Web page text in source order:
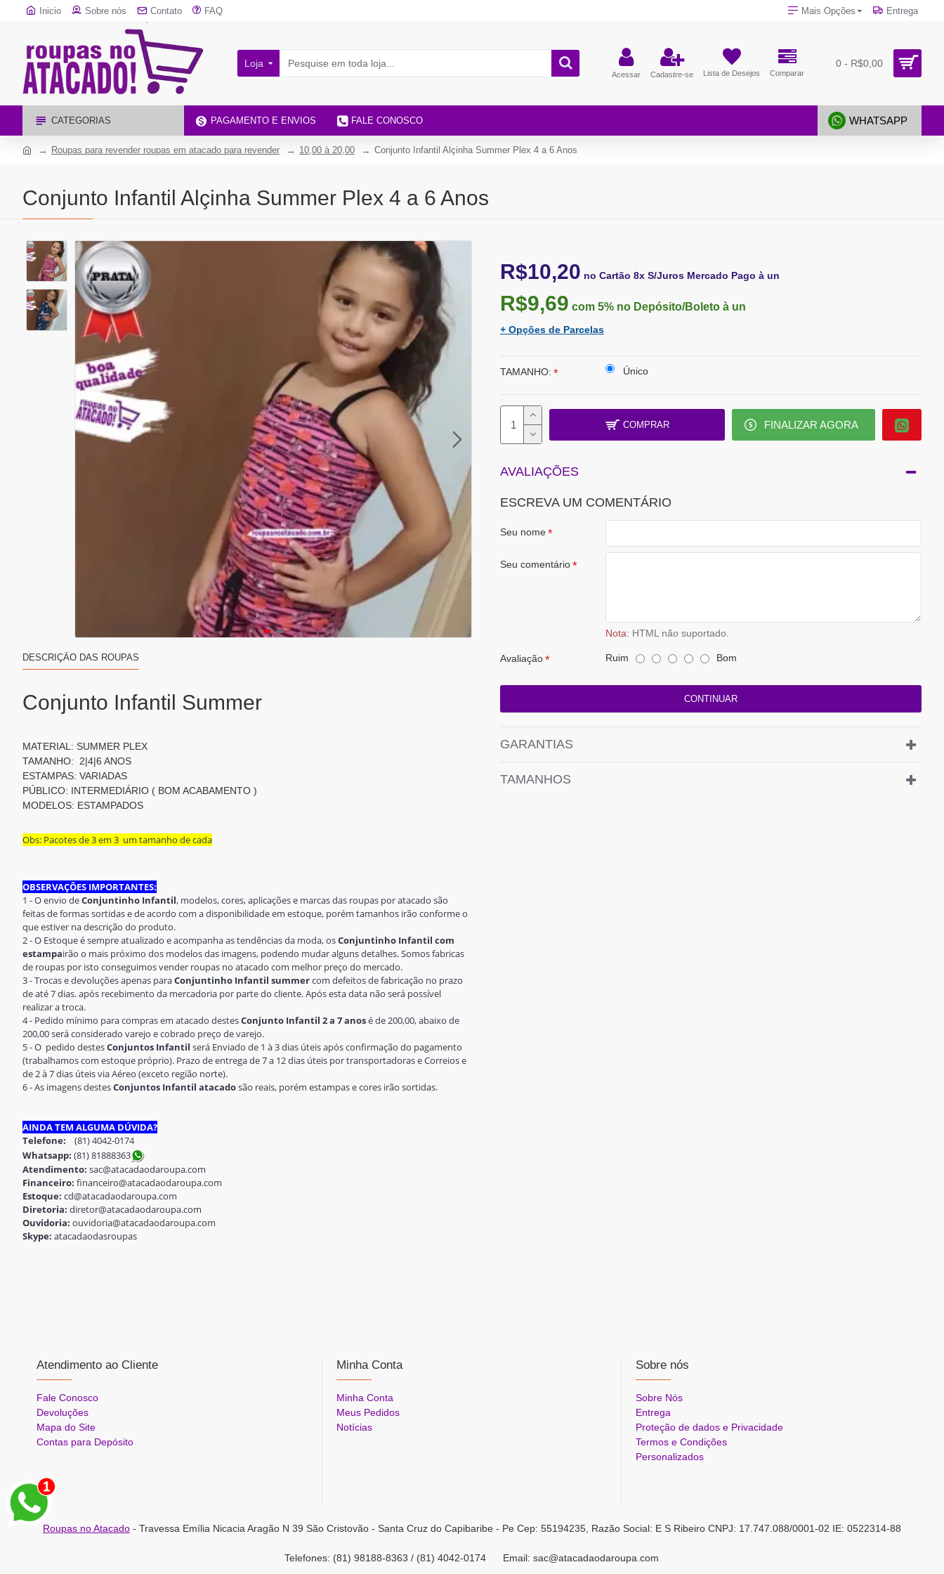
Inicio Sobre nós Contato FAQ Mais Opções Entrega
Loja
Acessar Cadastre-se Lista de Desejos Comparar
0 - R$0,00
CATEGORIAS PAGAMENTO E ENVIOS FALE CONOSCO WHATSAPP
Roupas para revender roupas em atacado para revender 10,00 à 20,00 Conjunto Infantil Alçinha Summer Plex 4 a 6 Anos
Conjunto Infantil Alçinha Summer Plex 4 a 6 Anos
DESCRIÇÃO DAS ROUPAS
Conjunto Infantil Summer
MATERIAL: SUMMER PLEX
TAMANHO: 2|4|6 ANOS
ESTAMPAS: VARIADAS
PÚBLICO: INTERMEDIÁRIO ( BOM ACABAMENTO )
MODELOS: ESTAMPADOS
Obs: Pacotes de 3 em 3 um tamanho de cada
OBSERVAÇÕES IMPORTANTES:
1 - O envio deConjuntinho Infantil, modelos, cores, aplicações e marcas das roupas por atacado são
feitas de formas sortidas e de acordo com a disponibilidade em estoque, porém tamanhos irão conforme o
que estiver na descrição do produto.
2 - O Estoque é sempre atualizado e acompanha as tendências da moda, osConjuntinho Infantil com
estampairão o mais próximo dos modelos das imagens, podendo mudar alguns detalhes. Somos fabricas
de roupas por isto conseguimos vender roupas no atacado com melhor preço do mercado.
3 - Trocas e devoluções apenas paraConjuntinho Infantil summercom defeitos de fabricação no prazo
de até 7 dias. após recebimento da mercadoria por parte do cliente. Após esta data não será possível
realizar a troca.
4 - Pedido mínimo para compras em atacado destesConjunto Infantil 2 a 7 anosé de 200,00, abaixo de
200,00 será considerado varejo e cobrado preço de varejo.
5 - O pedido destesConjuntos Infantil será Enviado de 1 à 3 dias úteis após confirmação do pagamento
(trabalhamos com estoque próprio). Prazo de entrega de 7 a 12 dias úteis por transportadoras e Correios e
de 2 à 7 dias úteis via Aéreo (exceto região norte).
6 - As imagens destesConjuntos Infantil atacadosão reais, porém estampas e cores irão sortidas.
AINDA TEM ALGUMA DÚVIDA?
Telefone: (81) 4042-0174
Whatsapp: (81) 81888363
Atendimento: sac@atacadaodaroupa.com
Financeiro: financeiro@atacadaodaroupa.com
Estoque: cd@atacadaodaroupa.com
Diretoria: diretor@atacadaodaroupa.com
Ouvidoria: ouvidoria@atacadaodaroupa.com
Skype: atacadaodasroupas
R$10,20 no Cartão 8x S/Juros Mercado Pago à un
R$9,69 com 5% no Depósito/Boleto à un
+ Opções de Parcelas
TAMANHO: Único
COMPRAR FINALIZAR AGORA
AVALIAÇÕES
ESCREVA UM COMENTÁRIO
Seu nome
Seu comentário
Nota: HTML não suportado.
Avaliação Ruim Bom
CONTINUAR
GARANTIAS
TAMANHOS
Atendimento ao Cliente
Fale Conosco
Devoluções
Mapa do Site
Contas para Depósito
Minha Conta
Minha Conta
Meus Pedidos
Notícias
Sobre nós
Sobre Nós
Entrega
Proteção de dados e Privacidade
Termos e Condições
Personalizados
Roupas no Atacado- Travessa Emília Nicacia Aragão N 39 São Cristovão - Santa Cruz do Capibaribe - Pe Cep: 55194235, Razão Social: E S Ribeiro CNPJ: 17.747.088/0001-02 IE: 0522314-88
Telefones: (81) 98188-8363 / (81) 4042-0174 Email: sac@atacadaodaroupa.com